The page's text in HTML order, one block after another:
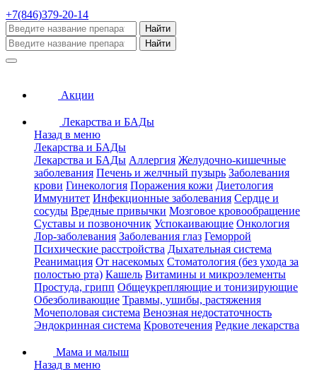
+7(846)379-20-14
Найти
Найти
Акции
Лекарства и БАДы
Назад в меню
Лекарства и БАДы
Лекарства и БАДы Аллергия Желудочно-кишечные
заболевания Печень и желчный пузырь Заболевания
крови Гинекология Поражения кожи Диетология
Иммунитет Инфекционные заболевания Сердце и
сосуды Вредные привычки Мозговое кровообращение
Суставы и позвоночник Успокаивающие Онкология
Лор-заболевания Заболевания глаз Геморрой
Психические расстройства Дыхательная система
Реанимация От насекомых Стоматология (без ухода за
полостью рта) Кашель Витамины и микроэлементы
Простуда, грипп Общеукрепляющие и тонизирующие
Обезболивающие Травмы, ушибы, растяжения
Мочеполовая система Венозная недостаточность
Эндокринная система Кровотечения Редкие лекарства
Мама и малыш
Назад в меню